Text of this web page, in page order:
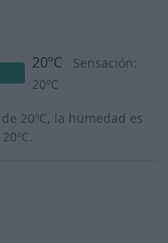
20ºC
Sensación:
20ºC
20ºC, la humedad es